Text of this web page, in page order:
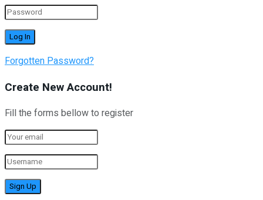
Forgotten Password?
Create New Account!
Fill the forms bellow to register